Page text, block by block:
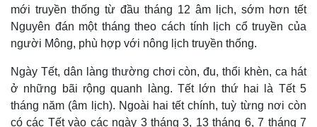
mới truyền thống từ đầu tháng 12 âm lịch, sớm hơn tết
Nguyên đán một tháng theo cách tính lịch cổ truyền của
người Mông, phù hợp với nông lịch truyền thống.
Ngày Tết, dân làng thường chơi còn, đu, thổi khèn, ca hát
ở những bãi rộng quanh làng. Tết lớn thứ hai là Tết 5
tháng năm (âm lịch). Ngoài hai tết chính, tuỳ từng nơi còn
có các Tết vào các ngày 3 tháng 3, 13 tháng 6, 7 tháng 7